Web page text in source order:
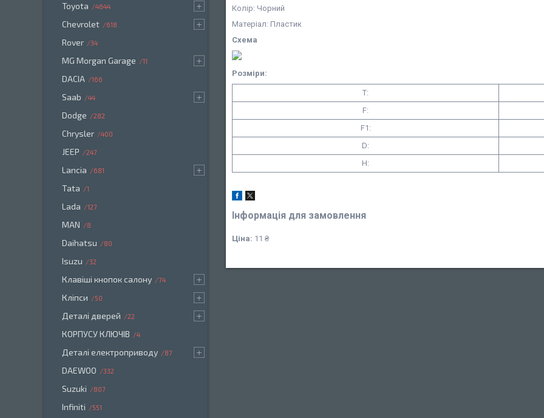
Колір: Чорний
Матеріал: Пластик
Схема
Розміри:
T:
F:
F1:
D:
H:
Інформація для замовлення
Ціна: 11 ₴
Toyota 4644
Chevrolet 618
Rover 34
MG Morgan Garage 11
DACIA 166
Saab 44
Dodge 282
Chrysler 400
JEEP 247
Lancia 681
Tata 1
Lada 127
MAN 8
Daihatsu 80
Isuzu 32
Клавіші кнопок салону 74
Кліпси 50
Деталі дверей 22
КОРПУСУ КЛЮЧІВ 4
Деталі електроприводу 87
DAEWOO 332
Suzuki 807
Infiniti 551